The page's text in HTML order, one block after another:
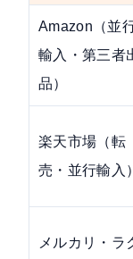
Amazon（並
輸入・第三者
品）
楽天市場（転
売・並行輸入）
メルカリ・ラ